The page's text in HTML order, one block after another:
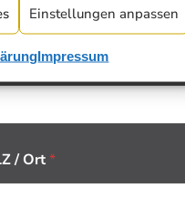
Einstellungen anpassen
Impressum
/ Nr.*
/ Ort*